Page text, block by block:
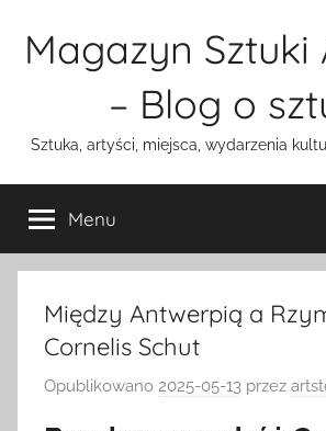
Magazyn
– Blog o
Sztuka, artyści, miejsca, wydarzenia
Menu
Między Antwerpią a
Cornelis Schut
Opublikowano 2025-05-13 przez